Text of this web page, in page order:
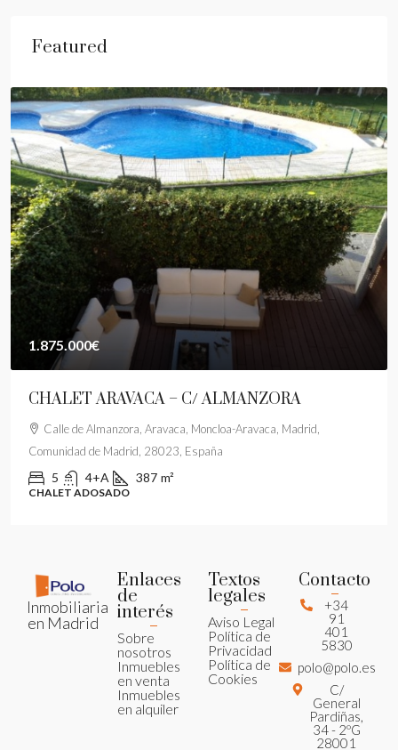
Featured
1.875.000€
CHALET ARAVACA – C/ ALMANZORA
Calle de Almanzora, Aravaca, Moncloa-Aravaca, Madrid,
Comunidad de Madrid, 28023, España
5 4+A 387 m²
CHALET ADOSADO
Inmobiliaria
en Madrid
Enlaces
de
interés
Sobre
nosotros
Inmuebles
en venta
Inmuebles
en alquiler
Textos
legales
Aviso Legal
Política de
Privacidad
Política de
Cookies
Contacto
+34
91
401
5830
polo@polo.es
C/
General
Pardiñas,
34 - 2ºG
28001